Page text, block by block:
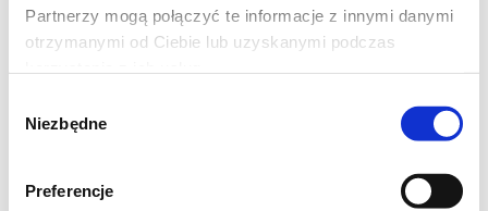
Partnerzy mogą połączyć te informacje z innymi danymi
otrzymanymi od Ciebie lub uzyskanymi podczas
zgody
Niezbędne
Preferencje